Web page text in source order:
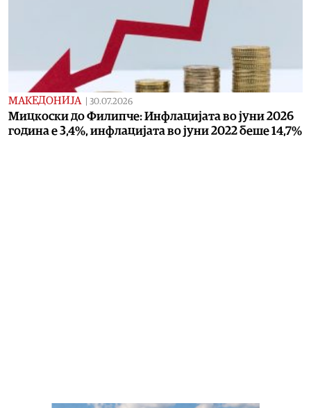
МАКЕДОНИЈА | 30.07.2026
Мицкоски до Филипче: Инфлацијата во јуни 2026
година е 3,4%, инфлацијата во јуни 2022 беше 14,7%